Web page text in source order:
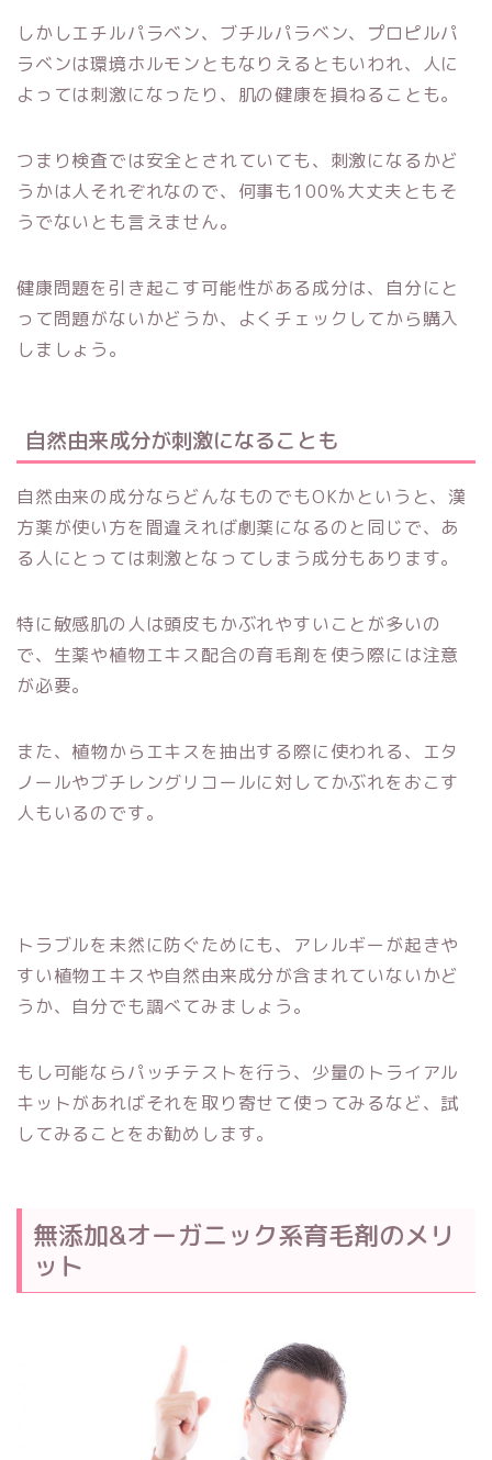
しかしエチルパラベン、ブチルパラベン、プロピルパ
ラベンは環境ホルモンともなりえるともいわれ、人に
よっては刺激になったり、肌の健康を損ねることも。
つまり検査では安全とされていても、刺激になるかど
うかは人それぞれなので、何事も100％大丈夫ともそ
うでないとも言えません。
健康問題を引き起こす可能性がある成分は、自分にと
って問題がないかどうか、よくチェックしてから購入
しましょう。
自然由来成分が刺激になることも
自然由来の成分ならどんなものでもOKかというと、漢
方薬が使い方を間違えれば劇薬になるのと同じで、あ
る人にとっては刺激となってしまう成分もあります。
特に敏感肌の人は頭皮もかぶれやすいことが多いの
で、生薬や植物エキス配合の育毛剤を使う際には注意
が必要。
また、植物からエキスを抽出する際に使われる、エタ
ノールやブチレングリコールに対してかぶれをおこす
人もいるのです。
トラブルを未然に防ぐためにも、アレルギーが起きや
すい植物エキスや自然由来成分が含まれていないかど
うか、自分でも調べてみましょう。
もし可能ならパッチテストを行う、少量のトライアル
キットがあればそれを取り寄せて使ってみるなど、試
してみることをお勧めします。
無添加&オーガニック系育毛剤のメリ
ット